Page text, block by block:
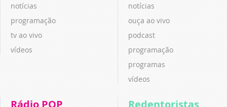
notícias
programação
tv ao vivo
vídeos
notícias
ouça ao vivo
podcast
programação
programas
vídeos
Rádio POP Redentoristas